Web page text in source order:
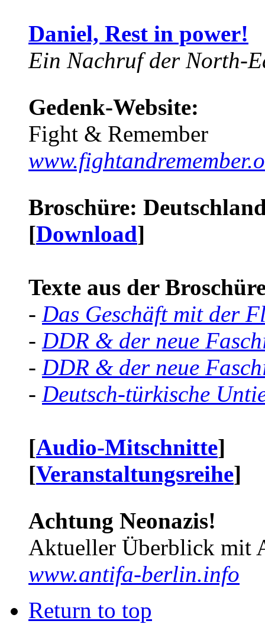
Daniel, Rest in power!
Ein Nachruf der North-
Gedenk-Website:
Fight & Remember
Broschüre:
[Download]
Texte aus der
- Das Geschäft mit der
- DDR & der neue
- DDR & der neue
- Deutsch-türkische
[Audio-Mitschnitte]
[Veranstaltungsreihe]
Achtung Neonazis!
Aktueller Überblick mit
www.antifa-berlin.info
Return to top